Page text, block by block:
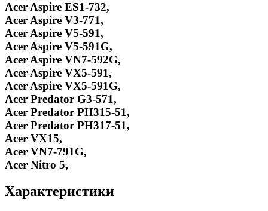
Acer Aspire ES1-732,
Acer Aspire V3-771,
Acer Aspire V5-591,
Acer Aspire V5-591G,
Acer Aspire VN7-592G,
Acer Aspire VX5-591,
Acer Aspire VX5-591G,
Acer Predator G3-571,
Acer Predator PH315-51,
Acer Predator PH317-51,
Acer VX15,
Acer VN7-791G,
Acer Nitro 5,
Характеристики